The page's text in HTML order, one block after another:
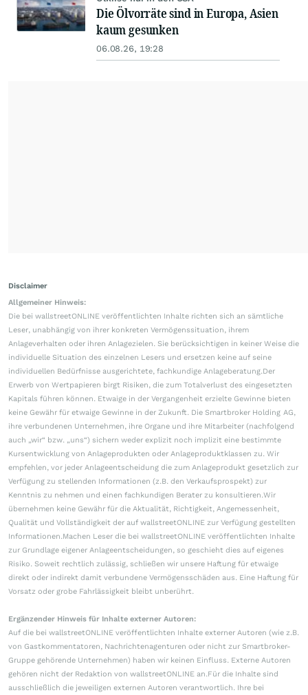
Die Ölvorräte sind in Europa, Asien
kaum gesunken
06.08.26, 19:28
Disclaimer
Allgemeiner Hinweis:
Die bei wallstreetONLINE veröffentlichten Inhalte richten sich an sämtliche
Leser, unabhängig von ihrer konkreten Vermögenssituation, ihrem
Anlageverhalten oder ihren Anlagezielen. Sie berücksichtigen in keiner Weise die
individuelle Situation des einzelnen Lesers und ersetzen keine auf seine
individuellen Bedürfnisse ausgerichtete, fachkundige Anlageberatung.Der
Erwerb von Wertpapieren birgt Risiken, die zum Totalverlust des eingesetzten
Kapitals führen können. Etwaige in der Vergangenheit erzielte Gewinne bieten
keine Gewähr für etwaige Gewinne in der Zukunft. Die Smartbroker Holding AG,
ihre verbundenen Unternehmen, ihre Organe und ihre Mitarbeiter (nachfolgend
auch „wir“ bzw. „uns“) sichern weder explizit noch implizit eine bestimmte
Kursentwicklung von Anlageprodukten oder Anlageproduktklassen zu. Wir
empfehlen, vor jeder Anlageentscheidung die zum Anlageprodukt gesetzlich zur
Verfügung zu stellenden Informationen (z.B. den Verkaufsprospekt) zur
Kenntnis zu nehmen und einen fachkundigen Berater zu konsultieren.Wir
übernehmen keine Gewähr für die Aktualität, Richtigkeit, Angemessenheit,
Qualität und Vollständigkeit der auf wallstreetONLINE zur Verfügung gestellten
Informationen.Machen Leser die bei wallstreetONLINE veröffentlichten Inhalte
zur Grundlage eigener Anlageentscheidungen, so geschieht dies auf eigenes
Risiko. Soweit rechtlich zulässig, schließen wir unsere Haftung für etwaige
direkt oder indirekt damit verbundene Vermögensschäden aus. Eine Haftung für
Vorsatz oder grobe Fahrlässigkeit bleibt unberührt.
Ergänzender Hinweis für Inhalte externer Autoren:
Auf die bei wallstreetONLINE veröffentlichten Inhalte externer Autoren (wie z.B.
von Gastkommentatoren, Nachrichtenagenturen oder nicht zur Smartbroker-
Gruppe gehörende Unternehmen) haben wir keinen Einfluss. Externe Autoren
gehören nicht der Redaktion von wallstreetONLINE an.Für die Inhalte sind
ausschließlich die jeweiligen externen Autoren verantwortlich. Ihre bei